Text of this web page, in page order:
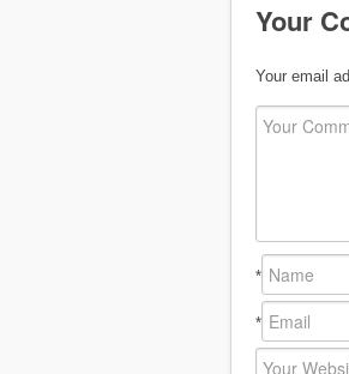
Your
Your email
*
*